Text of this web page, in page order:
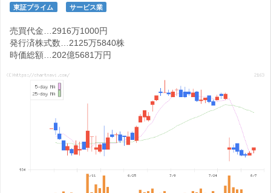
東証プライム サービス業
売買代金…2916万1000円
発行済株式数…2125万5840株
時価総額…202億5681万円